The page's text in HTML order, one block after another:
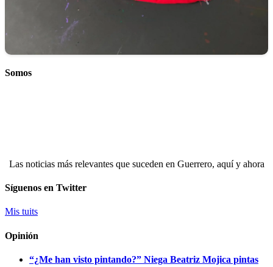
Somos
Las noticias más relevantes que suceden en Guerrero, aquí y ahora
Síguenos en Twitter
Mis tuits
Opinión
“¿Me han visto pintando?” Niega Beatriz Mojica pintas